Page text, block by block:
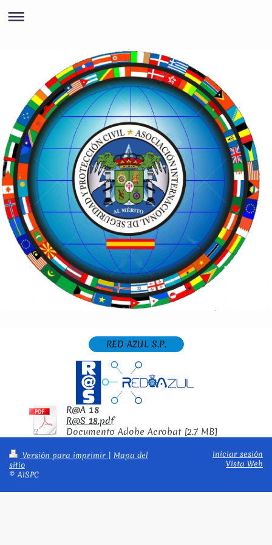
RED AZUL S.P.
R@A 18
R@S 18.pdf
Documento Adobe Acrobat [2.7 MB]
Versión para imprimir | Mapa del
sitio
© AISPC
Iniciar sesión
Vista Web